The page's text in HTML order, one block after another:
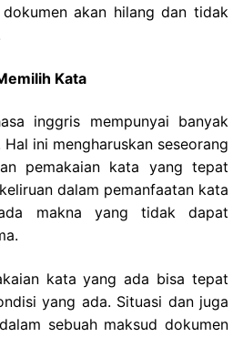
akan hilang dan tidak
Kata
inggris mempunyai banyak
ini mengharuskan seseorang
pemakaian kata yang tepat
dalam pemanfaatan kata
makna yang tidak dapat
kata yang ada bisa tepat
yang ada. Situasi dan juga
sebuah maksud dokumen